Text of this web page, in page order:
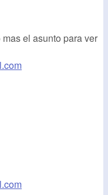
el asunto para ver